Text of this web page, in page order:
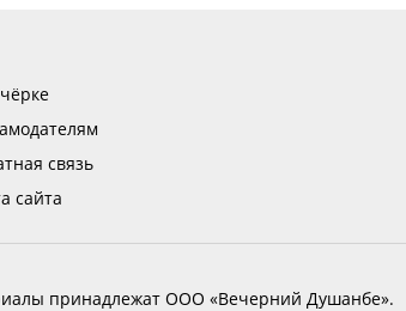
связь
сайта
принадлежат ООО «Вечерний Душанбе».